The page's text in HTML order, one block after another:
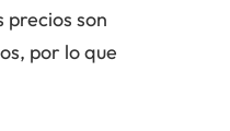
precios son
por lo que